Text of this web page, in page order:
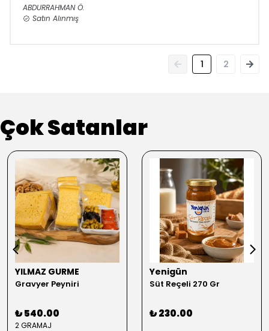
ABDURRAHMAN Ö.
Satın Alınmış
1 2
Çok Satanlar
YILMAZ GURME
Gravyer Peyniri
₺ 540.00
2 GRAMAJ
Yenigün
Süt Reçeli 270 Gr
₺ 230.00